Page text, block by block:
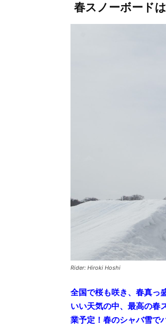
春スノーボード
Rider: Hiroki Hoshi
全国で桜も咲き、春真っ
いい天気の中、最高の春
業予定！春のシャバ雪で